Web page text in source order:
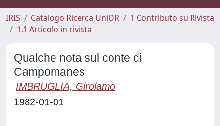
IRIS Catalogo Ricerca UniOR
1 Contributo su Rivista
1.1 Articolo in rivista
Qualche nota sul conte di
Campomanes
IMBRUGLIA, Girolamo
1982-01-01